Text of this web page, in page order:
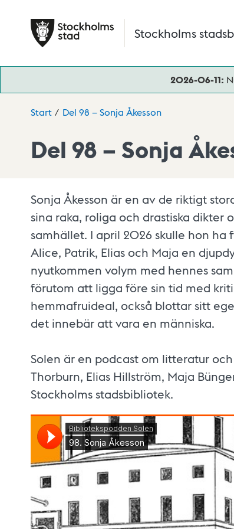
Stockholms
2026-06-11:
Start Del 98 – Sonja Åkesson
Del 98 – Sonja
Sonja Åkesson är en av de riktigt
sina raka, roliga och drastiska dikter
samhället. I april 2026 skulle hon
Alice, Patrik, Elias och Maja en
nyutkommen volym med hennes
förutom att ligga före sin tid med
hemmafruideal, också blottar sitt
det innebär att vara en människa.
Solen är en podcast om litteratur
Thorburn, Elias Hillström, Maja
Stockholms stadsbibliotek.